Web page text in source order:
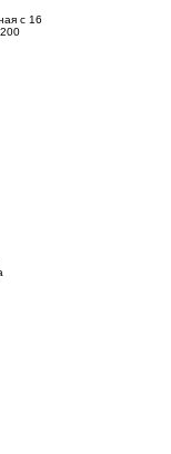
с 16